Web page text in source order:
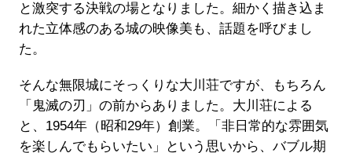
と激突する決戦の場となりました。細かく描き込ま
れた立体感のある城の映像美も、話題を呼びまし
た。
そんな無限城にそっくりな大川荘ですが、もちろん
「鬼滅の刃」の前からありました。大川荘による
と、1954年（昭和29年）創業。「非日常的な雰囲気
を楽しんでもらいたい」という思いから、バブル期